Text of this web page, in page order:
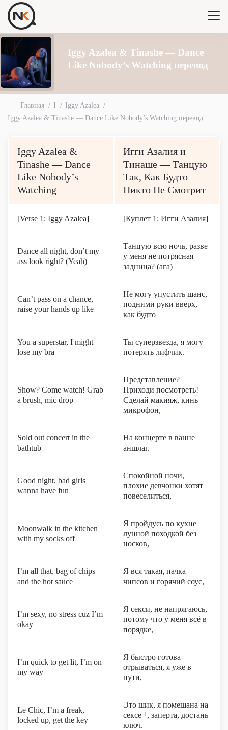
Iggy Azalea & Tinashe — Dance
Like Nobody’s Watching перевод
Главная I
Iggy Azalea
Iggy Azalea & Tinashe — Dance Like Nobody’s Watching перевод
Iggy Azalea &
Tinashe — Dance
Like Nobody’s
Watching
Игги Азалия и
Тинаше — Танцую
Так, Как Будто
Никто Не Смотрит
[Verse 1: Iggy Azalea] [Куплет 1: Игги Азалия]
Dance all night, don’t my
ass look right? (Yeah)
Танцую всю ночь, разве
у меня не потрясная
задница? (ага)
Can’t pass on a chance,
raise your hands up like
Не могу упустить шанс,
подними руки вверх,
как будто
You a superstar, I might
lose my bra
Ты суперзвезда, я могу
потерять лифчик.
Show? Come watch! Grab
a brush, mic drop
Представление?
Приходи посмотреть!
Сделай макияж, кинь
микрофон,
Sold out concert in the
bathtub
На концерте в ванне
аншлаг.
Good night, bad girls
wanna have fun
Спокойной ночи,
плохие девчонки хотят
повеселиться,
Moonwalk in the kitchen
with my socks off
Я пройдусь по кухне
лунной походкой без
носков,
I’m all that, bag of chips
and the hot sauce
Я вся такая, пачка
чипсов и горячий соус,
I’m sexy, no stress cuz I’m
okay
Я секси, не напрягаюсь,
потому что у меня всё в
порядке,
I’m quick to get lit, I’m on
my way
Я быстро готова
отрываться, я уже в
пути,
Le Chic, I’m a freak,
locked up, get the key
Это шик, я помешана на
сексе ↓ , заперта, достань
ключ.